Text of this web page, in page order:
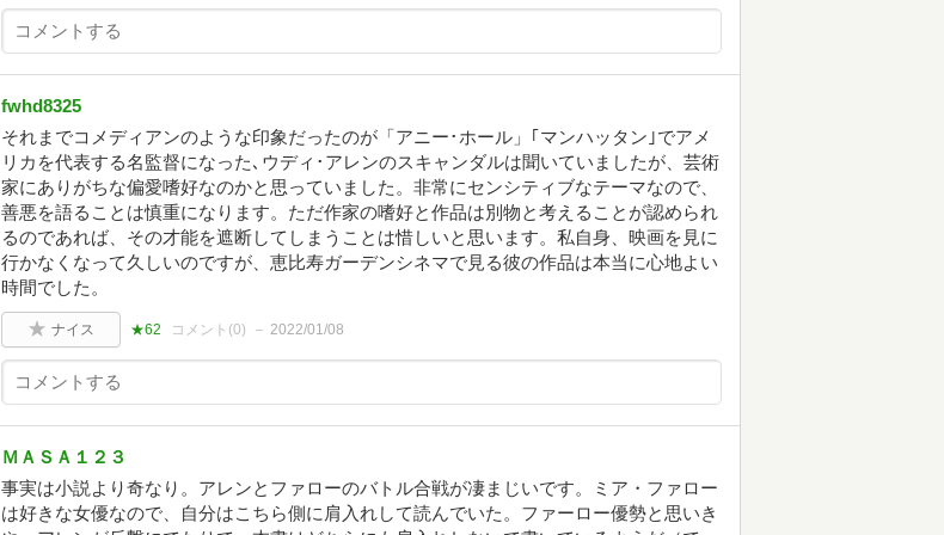
fwhd8325
それまでコメディアンのような印象だったのが「アニー･ホール」｢マンハッタン｣でアメ
リカを代表する名監督になった､ウディ･アレンのスキャンダルは聞いていましたが、芸術
家にありがちな偏愛嗜好なのかと思っていました。非常にセンシティブなテーマなので、
善悪を語ることは慎重になります。ただ作家の嗜好と作品は別物と考えることが認められ
るのであれば、その才能を遮断してしまうことは惜しいと思います。私自身、映画を見に
行かなくなって久しいのですが、恵比寿ガーデンシネマで見る彼の作品は本当に心地よい
時間でした。
ナイス ★62 コメント(0) 2022/01/08
ＭＡＳＡ１２３
事実は小説より奇なり。アレンとファローのバトル合戦が凄まじいです。ミア・ファロー
は好きな女優なので、自分はこちら側に肩入れして読んでいた。ファーロー優勢と思いき